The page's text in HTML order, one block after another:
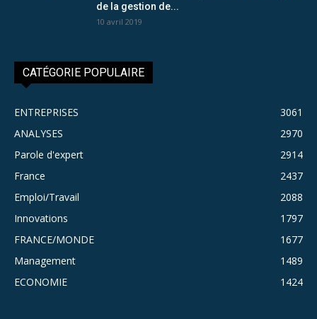
de la gestion de...
10 avril 2019
CATÉGORIE POPULAIRE
ENTREPRISES
3061
ANALYSES
2970
Parole d'expert
2914
France
2437
Emploi/Travail
2088
Innovations
1797
FRANCE/MONDE
1677
Management
1489
ECONOMIE
1424